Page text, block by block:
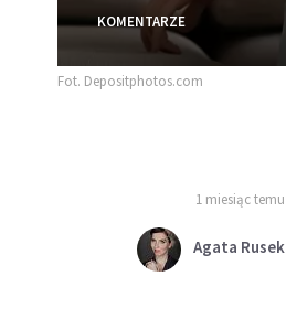
KOMENTARZE
Fot. Depositphotos.com
1 miesiąc temu
Agata Rusek